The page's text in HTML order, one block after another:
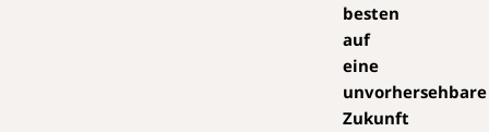
besten
auf
eine
unvorhersehbare
Zukunft